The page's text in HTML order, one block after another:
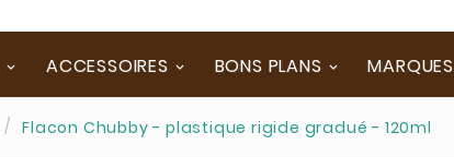
ACCESSOIRES BONS PLANS MARQUES
Flacon Chubby - plastique rigide gradué - 120ml